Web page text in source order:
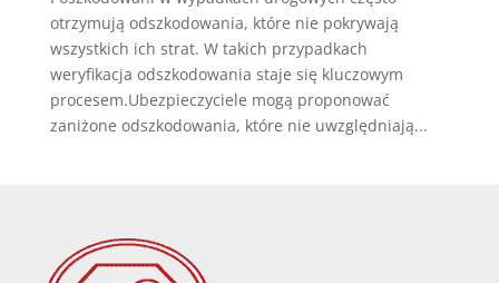
otrzymują odszkodowania, które nie pokrywają
wszystkich ich strat. W takich przypadkach
weryfikacja odszkodowania staje się kluczowym
procesem.Ubezpieczyciele mogą proponować
zaniżone odszkodowania, które nie uwzględniają...